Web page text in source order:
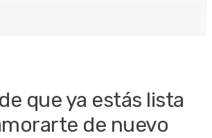
que ya estás lista
de nuevo